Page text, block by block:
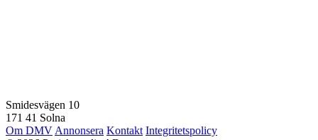
Smidesvägen 10
171 41 Solna
Om DMV Annonsera Kontakt Integritetspolicy